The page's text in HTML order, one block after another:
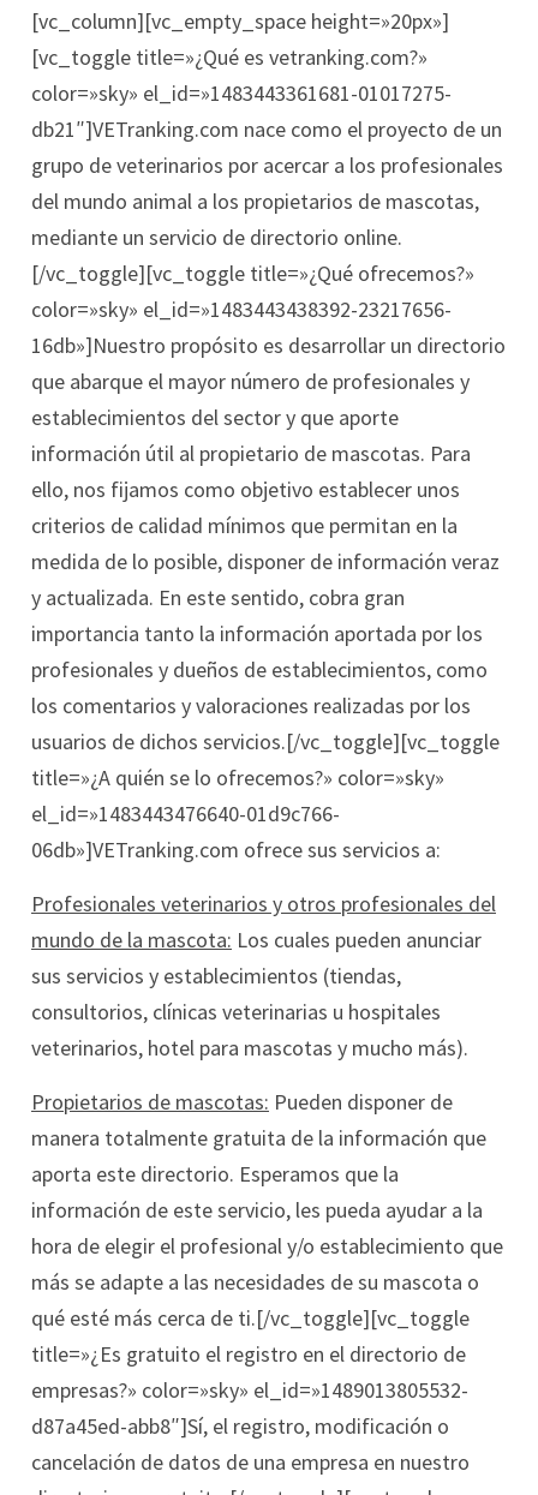
[vc_column][vc_empty_space height=»20px»]
[vc_toggle title=»¿Qué es vetranking.com?»
color=»sky» el_id=»1483443361681-01017275-
db21″]VETranking.com nace como el proyecto de un
grupo de veterinarios por acercar a los profesionales
del mundo animal a los propietarios de mascotas,
mediante un servicio de directorio online.
[/vc_toggle][vc_toggle title=»¿Qué ofrecemos?»
color=»sky» el_id=»1483443438392-23217656-
16db»]Nuestro propósito es desarrollar un directorio
que abarque el mayor número de profesionales y
establecimientos del sector y que aporte
información útil al propietario de mascotas. Para
ello, nos fijamos como objetivo establecer unos
criterios de calidad mínimos que permitan en la
medida de lo posible, disponer de información veraz
y actualizada. En este sentido, cobra gran
importancia tanto la información aportada por los
profesionales y dueños de establecimientos, como
los comentarios y valoraciones realizadas por los
usuarios de dichos servicios.[/vc_toggle][vc_toggle
title=»¿A quién se lo ofrecemos?» color=»sky»
el_id=»1483443476640-01d9c766-
06db»]VETranking.com ofrece sus servicios a:
Profesionales veterinarios y otros profesionales del
mundo de la mascota: Los cuales pueden anunciar
sus servicios y establecimientos (tiendas,
consultorios, clínicas veterinarias u hospitales
veterinarios, hotel para mascotas y mucho más).
Propietarios de mascotas: Pueden disponer de
manera totalmente gratuita de la información que
aporta este directorio. Esperamos que la
información de este servicio, les pueda ayudar a la
hora de elegir el profesional y/o establecimiento que
más se adapte a las necesidades de su mascota o
qué esté más cerca de ti.[/vc_toggle][vc_toggle
title=»¿Es gratuito el registro en el directorio de
empresas?» color=»sky» el_id=»1489013805532-
d87a45ed-abb8″]Sí, el registro, modificación o
cancelación de datos de una empresa en nuestro